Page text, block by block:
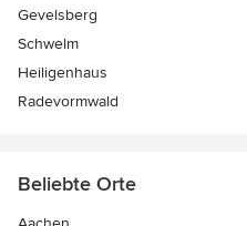
Gevelsberg
Schwelm
Heiligenhaus
Radevormwald
Beliebte Orte